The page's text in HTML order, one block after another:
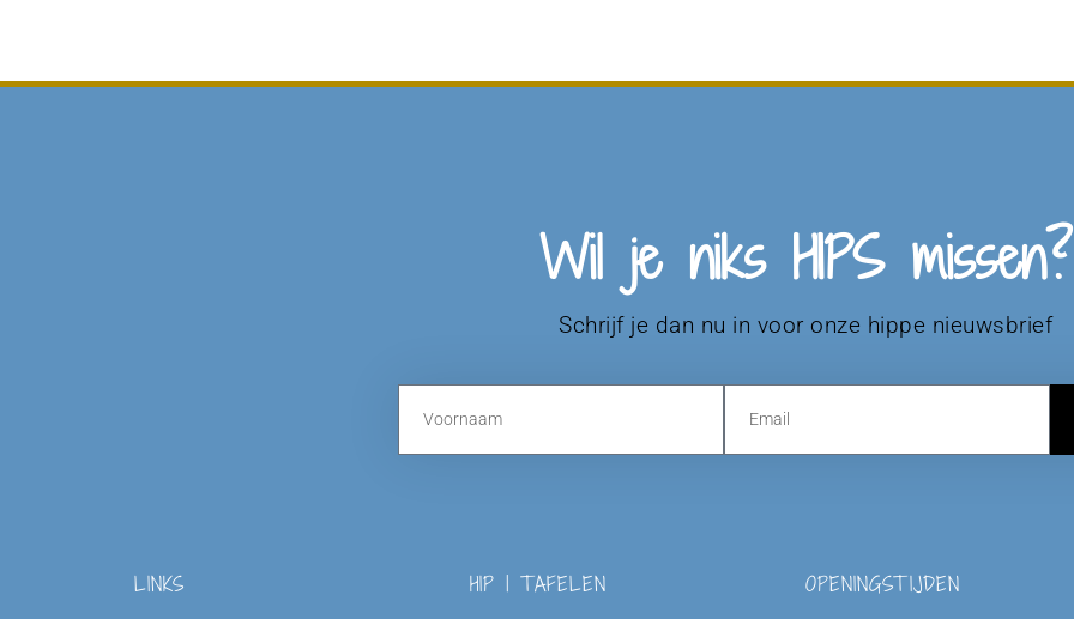
Wil je niks HIPS missen?
Schrijf je dan nu in voor onze hippe nieuwsbrief
LINKS HIP | TAFELEN OPENINGSTIJDEN